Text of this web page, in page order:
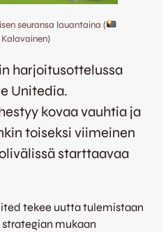
seuransa lauantaina (
harjoitusottelussa
Unitedia.
kovaa vauhtia ja
toiseksi viimeinen
starttaavaa
tekee uutta tulemistaan
mukaan